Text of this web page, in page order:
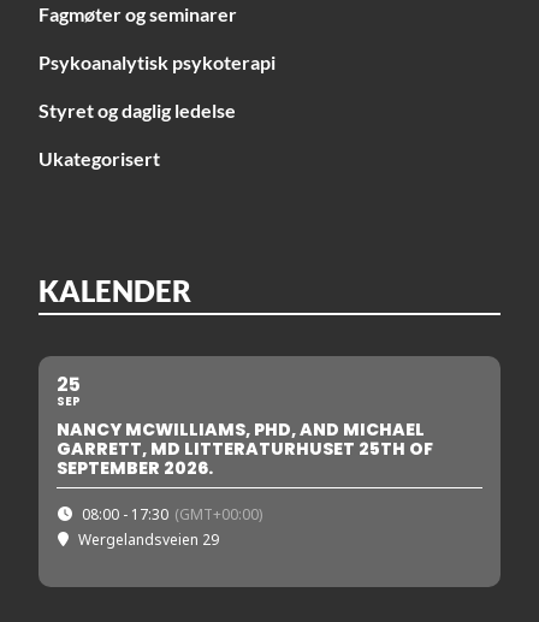
Fagmøter og seminarer
Psykoanalytisk psykoterapi
Styret og daglig ledelse
Ukategorisert
KALENDER
25
SEP
NANCY MCWILLIAMS, PHD, AND MICHAEL
GARRETT, MD LITTERATURHUSET 25TH OF
SEPTEMBER 2026.
08:00 - 17:30 (GMT+00:00)
Wergelandsveien 29